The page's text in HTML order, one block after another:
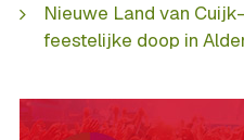
Nieuwe Land van
feestelijke doop in